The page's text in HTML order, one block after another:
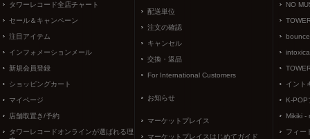
タワーレコード全店チャート
セール＆キャンペーン
注目アイテム
インフォメーションメール
新規会員登録
ショッピングカート
マイページ
店舗取置き/予約
タワーレコードオンラインが選ばれる理
配送単位
注文の確認
キャンセル
交換・返品
For International Customers
お知らせ
マーケットプレイス
マーケットプレイスはじめてガイド
NO
bounce
イント
K-POP
Mikiki -
フィー